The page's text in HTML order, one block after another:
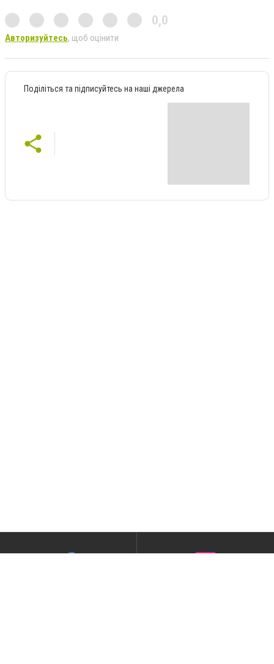
0,0
Авторизуйтесь, щоб оцінити
Поділіться та підписуйтесь на наші джерела